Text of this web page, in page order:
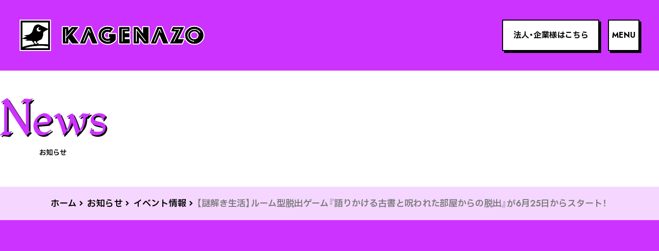
お知らせ
ホーム お知らせ イベント情報 【謎解き生活】ルーム型脱出ゲーム『語りかける古書と呪われた部屋からの脱出』が6月25日からスタート！
法人・企業様はこちら